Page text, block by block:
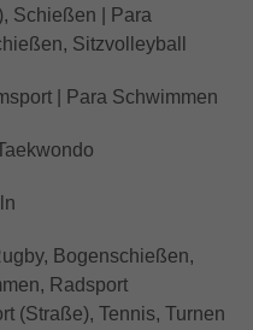
Schießen | Para
Sitzvolleyball
| Para Schwimmen
Bogenschießen,
Radsport
(Straße), Tennis, Turnen